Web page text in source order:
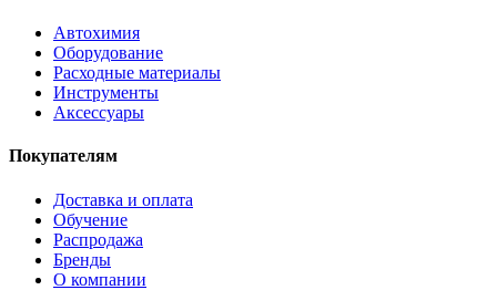
Автохимия
Оборудование
Расходные материалы
Инструменты
Аксессуары
Покупателям
Доставка и оплата
Обучение
Распродажа
Бренды
О компании